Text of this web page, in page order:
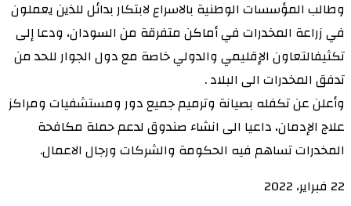
وطالب المؤسسات الوطنية بالاسراع لابتكار بدائل للذين يعملون
في زراعة المخدرات في أماكن متفرقة من السودان، ودعا إلى
تكثيفالتعاون الإقليمي والدولي خاصة مع دول الجوار للحد من
تدفق المخدرات الى البلاد .
وأعلن عن تكفله بصيانة وترميم جميع دور ومستشفيات ومراكز
علاج الإدمان، داعيا الى انشاء صندوق لدعم حملة مكافحة
المخدرات تساهم فيه الحكومة والشركات ورجال الاعمال.
22 فبراير، 2022